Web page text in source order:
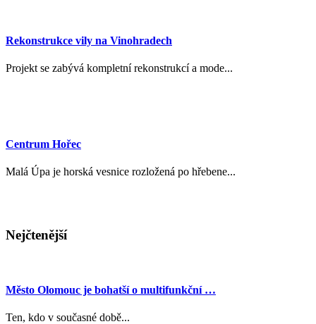
Rekonstrukce vily na Vinohradech
Projekt se zabývá kompletní rekonstrukcí a mode...
Centrum Hořec
Malá Úpa je horská vesnice rozložená po hřebene...
Nejčtenější
Město Olomouc je bohatší o multifunkční …
Ten, kdo v současné době...